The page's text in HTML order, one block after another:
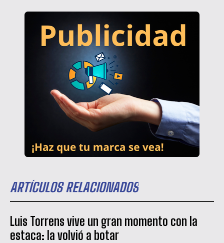
ARTÍCULOS RELACIONADOS
Luis Torrens vive un gran momento con la
estaca: la volvió a botar